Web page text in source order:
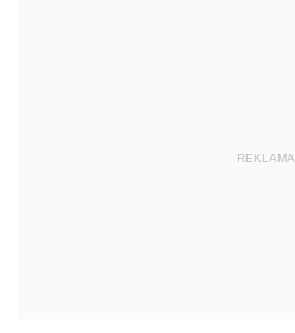
REKLAMA